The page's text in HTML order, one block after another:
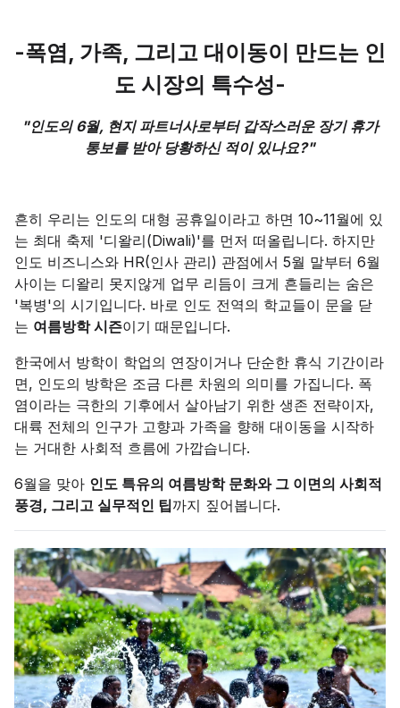
-폭염, 가족, 그리고 대이동이 만드는 인
도 시장의 특수성-
"인도의 6월, 현지 파트너사로부터 갑작스러운 장기 휴가
통보를 받아 당황하신 적이 있나요?"
흔히 우리는 인도의 대형 공휴일이라고 하면 10~11월에 있
는 최대 축제 '디왈리(Diwali)'를 먼저 떠올립니다. 하지만
인도 비즈니스와 HR(인사 관리) 관점에서 5월 말부터 6월
사이는 디왈리 못지않게 업무 리듬이 크게 흔들리는 숨은
'복병'의 시기입니다. 바로 인도 전역의 학교들이 문을 닫
는 여름방학 시즌이기 때문입니다.
한국에서 방학이 학업의 연장이거나 단순한 휴식 기간이라
면, 인도의 방학은 조금 다른 차원의 의미를 가집니다. 폭
염이라는 극한의 기후에서 살아남기 위한 생존 전략이자,
대륙 전체의 인구가 고향과 가족을 향해 대이동을 시작하
는 거대한 사회적 흐름에 가깝습니다.
6월을 맞아 인도 특유의 여름방학 문화와 그 이면의 사회적
풍경, 그리고 실무적인 팁까지 짚어봅니다.